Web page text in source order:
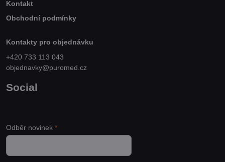
Kontakt
Obchodní podmínky
Kontakty pro objednávku
+420 733 113 043
objednavky@puromed.cz
Social
Odběr novinek *